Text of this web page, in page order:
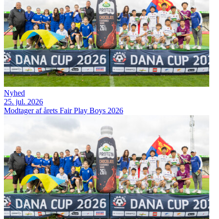
Nyhed
25. jul. 2026
Modtager af årets Fair Play Boys 2026